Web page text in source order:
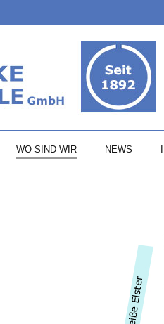
WO SIND WIR NEWS